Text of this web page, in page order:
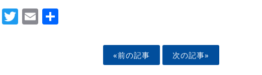
Facebook
Twitter
Email
«前の記事 次の記事»